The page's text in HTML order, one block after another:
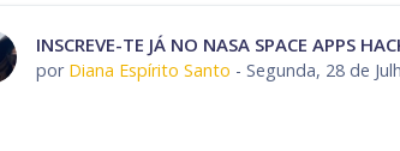
INSCREVE-TE JÁ NO NASA SPACE APPS
por Diana Espírito Santo - Segunda, 28 de